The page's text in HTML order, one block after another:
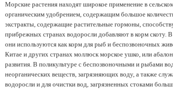
Морские растения находят широкое применение в
органическим удобрением, содержащим большое
экстракты, содержащие растительные гормоны,
прибрежных странах водоросли добавляют в корм скоту.
они используются как корм для рыб и беспозвоночных
Китае и других странах моллюск морское ушко, или
развития. В поликультуре с беспозвоночными и рыбами
неорганических веществ, загрязняющих воду, а также
водоросли и для очистки вод, загрязненных стоками